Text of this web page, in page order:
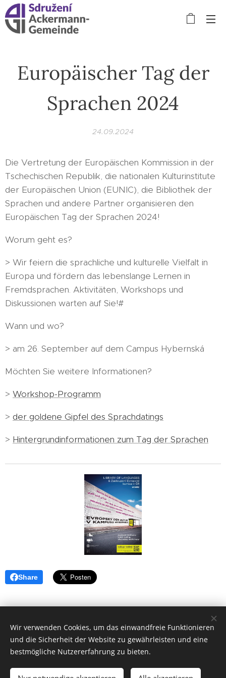
Europäischer Tag der
Sprachen 2024
24.09.2024
Die Vertretung der Europäischen Kommission in der
Tschechischen Republik, die nationalen Kulturinstitute
der Europäischen Union (EUNIC), die Bibliothek der
Sprachen und andere Partner organisieren den
Europäischen Tag der Sprachen 2024!
Worum geht es?
> Wir feiern die sprachliche und kulturelle Vielfalt in
Europa und fördern das lebenslange Lernen in
Fremdsprachen. Aktivitäten, Workshops und
Diskussionen warten auf Sie!#
Wann und wo?
> am 26. September auf dem Campus Hybernská
Möchten Sie weitere Informationen?
> Workshop-Programm
> der goldene Gipfel des Sprachdatings
> Hintergrundinformationen zum Tag der Sprachen
Share
Vytvořeno službouWebnode Cookies
Sprachen
Wir verwenden Cookies, um das einwandfreie Funktionieren
und die Sicherheit der Website zu gewährleisten und eine
bestmögliche Nutzererfahrung zu bieten.